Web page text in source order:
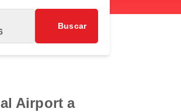
Buscar
Airport a